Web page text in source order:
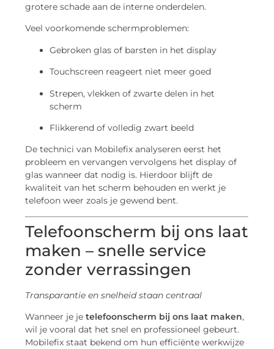
grotere schade aan de interne onderdelen.
Veel voorkomende schermproblemen:
Gebroken glas of barsten in het display
Touchscreen reageert niet meer goed
Strepen, vlekken of zwarte delen in het
scherm
Flikkerend of volledig zwart beeld
De technici van Mobilefix analyseren eerst het
probleem en vervangen vervolgens het display of
glas wanneer dat nodig is. Hierdoor blijft de
kwaliteit van het scherm behouden en werkt je
telefoon weer zoals je gewend bent.
Telefoonscherm bij ons laat
maken – snelle service
zonder verrassingen
Transparantie en snelheid staan centraal
Wanneer je jetelefoonscherm bij ons laat maken,
wil je vooral dat het snel en professioneel gebeurt.
Mobilefix staat bekend om hun efficiënte werkwijze